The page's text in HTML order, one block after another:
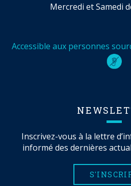
Mercredi et Samedi
Accessible aux personnes
Inscrivez-vous à la lettre
informé des dernières